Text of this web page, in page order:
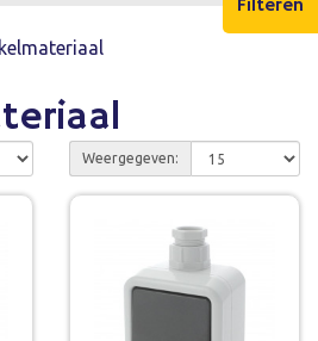
Filteren
Weergegeven: